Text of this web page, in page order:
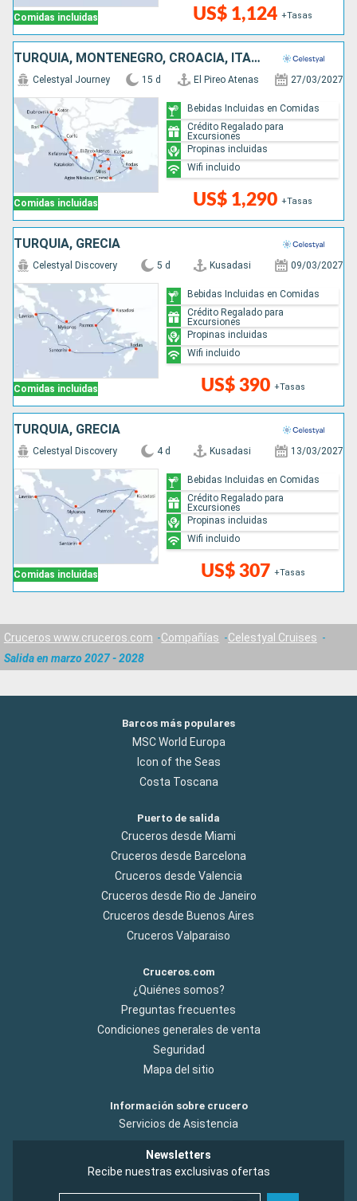
Comidas incluidas US$ 1,124 +Tasas
TURQUÍA, MONTENEGRO, CROACIA, ITALIA, GRECIA
Comidas incluidas
Celestyal Journey 15 d El Pireo Atenas 27/03/2027
US$ 1,290 +Tasas
Bebidas Incluidas en Comidas
Crédito Regalado para
Excursiones
Propinas incluidas
Wifi incluido
TURQUÍA, GRECIA
Comidas incluidas
Celestyal Discovery 5 d Kusadasi 09/03/2027
US$ 390 +Tasas
Bebidas Incluidas en Comidas
Crédito Regalado para
Excursiones
Propinas incluidas
Wifi incluido
TURQUÍA, GRECIA
Comidas incluidas
Celestyal Discovery 4 d Kusadasi 13/03/2027
US$ 307 +Tasas
Bebidas Incluidas en Comidas
Crédito Regalado para
Excursiones
Propinas incluidas
Wifi incluido
Cruceros www.cruceros.com Compañías
Celestyal Cruises
Salida en marzo 2027 - 2028
Barcos más populares
MSC World Europa
Icon of the Seas
Costa Toscana
Puerto de salida
Cruceros desde Miami
Cruceros desde Barcelona
Cruceros desde Valencia
Cruceros desde Rio de Janeiro
Cruceros desde Buenos Aires
Cruceros Valparaiso
Cruceros.com
¿Quiénes somos?
Preguntas frecuentes
Condiciones generales de venta
Seguridad
Mapa del sitio
Información sobre crucero
Servicios de Asistencia
Newsletters
Recibe nuestras exclusivas ofertas